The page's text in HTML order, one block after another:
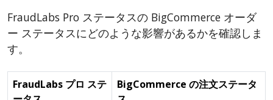
FraudLabs Pro ステータスの BigCommerce オーダ
ー ステータスにどのような影響があるかを確認しま
す。
FraudLabs プロ ステ
BigCommerce の注文ステータ